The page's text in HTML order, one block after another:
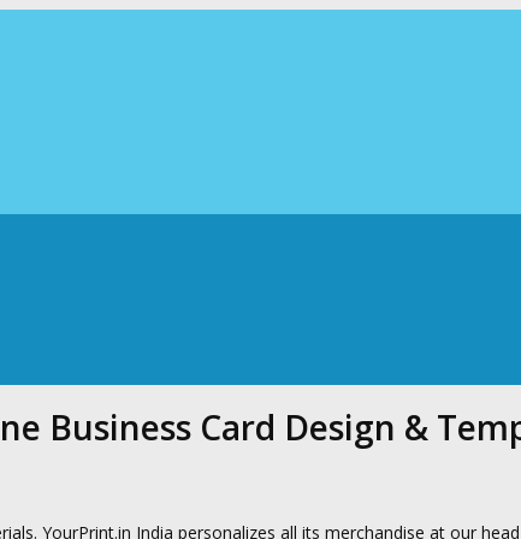
Business Card Design &
YourPrint.in India personalizes all its merchandise at our